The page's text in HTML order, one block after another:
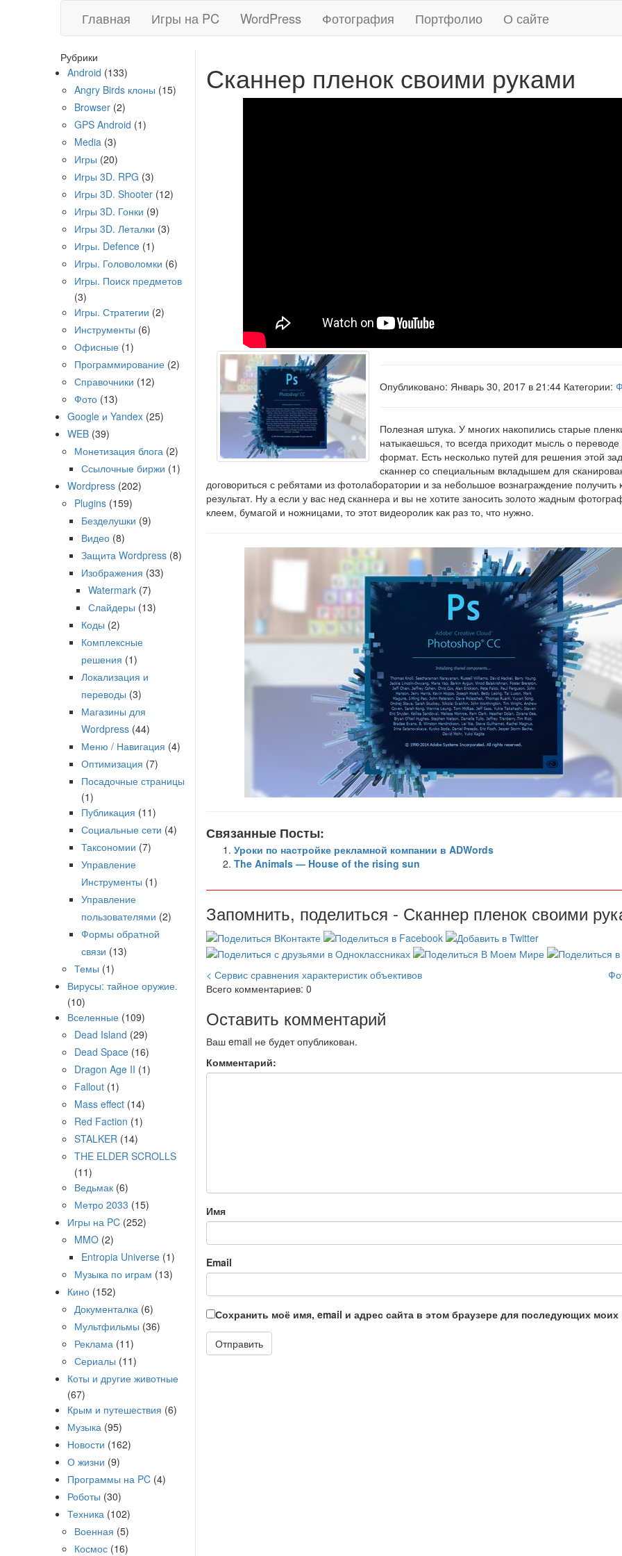
Главная Игры на PC WordPress Фотография Портфолио О сайте
Сканнер пленок своими руками
Опубликовано: Январь 30, 2017 в 21:44 Категории:
Полезная штука. У многих накопились старые
натыкаешься, то всегда приходит мысль о
формат. Есть несколько путей для решения этой
сканнер со специальным вкладышем для
договориться с ребятами из фотолаборатории и за небольшое вознаграждение получить
результат. Ну а если у вас нед сканнера и вы не хотите заносить золото жадным
клеем, бумагой и ножницами, то этот видеоролик как раз то, что нужно.
Связанные Посты:
Уроки по настройке рекламной компании в ADWords
The Animals — House of the rising sun
Запомнить, поделиться - Сканнер пленок своими
< Сервис сравнения характеристик объективов
Всего комментариев: 0
Оставить комментарий
Ваш email не будет опубликован.
Комментарий:
Имя
Email
Сохранить моё имя, email и адрес сайта в этом браузере для последующих моих
Рубрики
Android (133)
Angry Birds клоны (15)
Browser (2)
GPS Android (1)
Media (3)
Игры (20)
Игры 3D. RPG (3)
Игры 3D. Shooter (12)
Игры 3D. Гонки (9)
Игры 3D. Леталки (3)
Игры. Defence (1)
Игры. Головоломки (6)
Игры. Поиск предметов
(3)
Игры. Стратегии (2)
Инструменты (6)
Офисные (1)
Программирование (2)
Справочники (12)
Фото (13)
Google и Yandex (25)
WEB (39)
Монетизация блога (2)
Ссылочные биржи (1)
Wordpress (202)
Plugins (159)
Безделушки (9)
Видео (8)
Защита Wordpress (8)
Изображения (33)
Watermark (7)
Слайдеры (13)
Коды (2)
Комплексные
решения (1)
Локализация и
переводы (3)
Магазины для
Wordpress (44)
Меню / Навигация (4)
Оптимизация (7)
Посадочные страницы
(1)
Публикация (11)
Социальные сети (4)
Таксономии (7)
Управление
Инструменты (1)
Управление
пользователями (2)
Формы обратной
связи (13)
Темы (1)
Вирусы: тайное оружие.
(10)
Вселенные (109)
Dead Island (29)
Dead Space (16)
Dragon Age II (1)
Fallout (1)
Mass effect (14)
Red Faction (1)
STALKER (14)
THE ELDER SCROLLS
(11)
Ведьмак (6)
Метро 2033 (15)
Игры на PC (252)
MMO (2)
Entropia Universe (1)
Музыка по играм (13)
Кино (152)
Документалка (6)
Мультфильмы (36)
Реклама (11)
Сериалы (11)
Коты и другие животные
(67)
Крым и путешествия (6)
Музыка (95)
Новости (162)
О жизни (9)
Программы на PC (4)
Роботы (30)
Техника (102)
Военная (5)
Космос (16)